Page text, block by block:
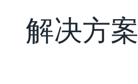
解决方案